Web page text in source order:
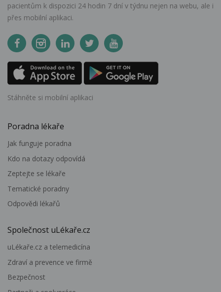
pacientům k dispozici 24 hodin 7 dní v týdnu nejen na webu, ale i
přes mobilní aplikaci.
Stáhněte si mobilní aplikaci
Poradna lékaře
Jak funguje poradna
Kdo na dotazy odpovídá
Zeptejte se lékaře
Tematické poradny
Odpovědi lékařů
Společnost uLékaře.cz
uLékaře.cz a telemedicína
Zdraví a prevence ve firmě
Bezpečnost